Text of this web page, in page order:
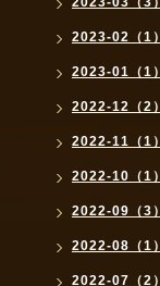
2023-02（1）
2023-01（1）
2022-12（2）
2022-11（1）
2022-10（1）
2022-09（3）
2022-08（1）
2022-07（2）